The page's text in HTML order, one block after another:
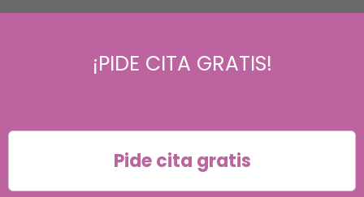
¡PIDE CITA GRATIS!
Pide cita gratis